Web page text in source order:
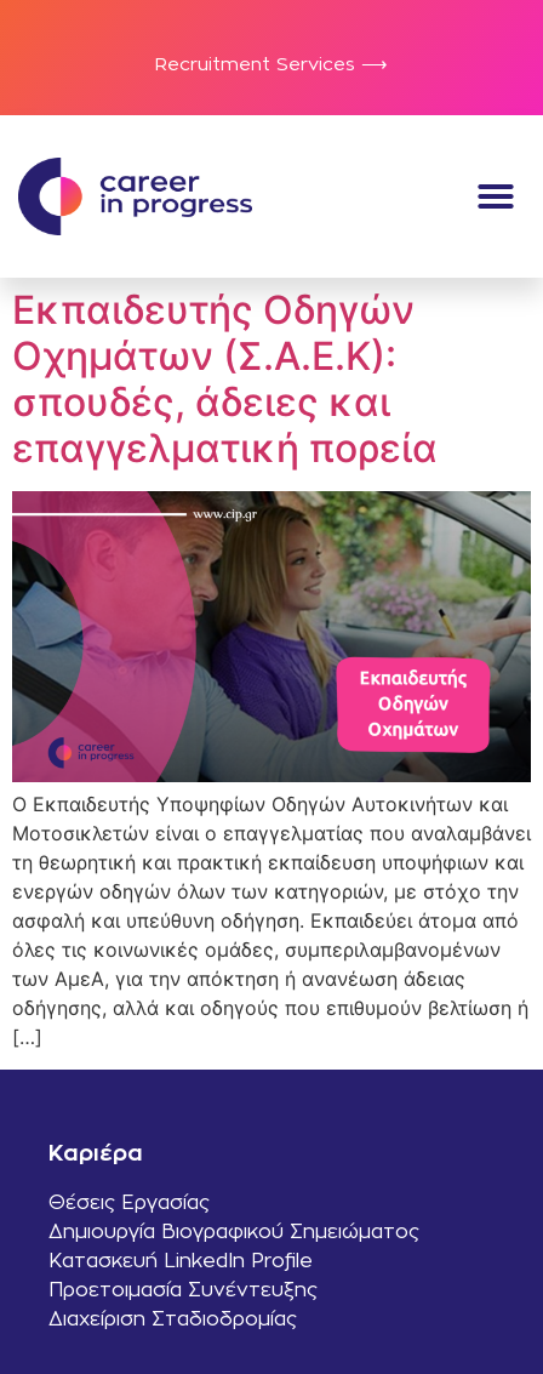
Recruitment Services ⟶
Εκπαιδευτής Οδηγών
Οχημάτων (Σ.Α.Ε.Κ):
σπουδές, άδειες και
επαγγελματική πορεία
Ο Εκπαιδευτής Υποψηφίων Οδηγών Αυτοκινήτων και
Μοτοσικλετών είναι ο επαγγελματίας που αναλαμβάνει
τη θεωρητική και πρακτική εκπαίδευση υποψήφιων και
ενεργών οδηγών όλων των κατηγοριών, με στόχο την
ασφαλή και υπεύθυνη οδήγηση. Εκπαιδεύει άτομα από
όλες τις κοινωνικές ομάδες, συμπεριλαμβανομένων
των ΑμεΑ, για την απόκτηση ή ανανέωση άδειας
οδήγησης, αλλά και οδηγούς που επιθυμούν βελτίωση ή
[…]
Καριέρα
Θέσεις Εργασίας
Δημιουργία Βιογραφικού Σημειώματος
Κατασκευή LinkedIn Profile
Προετοιμασία Συνέντευξης
Διαχείριση Σταδιοδρομίας